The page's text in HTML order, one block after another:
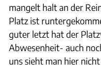
mangelt halt an der
Platz ist
guter letzt hat der
Abwesenheit- auch
uns sieht man hier